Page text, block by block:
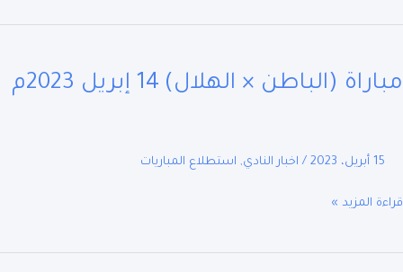
(الباطن × الهلال) 14 إبريل 2023م
/اخبار النادي,استطلاع المباريات
المزيد »